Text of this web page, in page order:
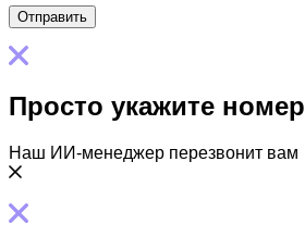
Просто укажите номер
Наш ИИ-менеджер перезвонит вам